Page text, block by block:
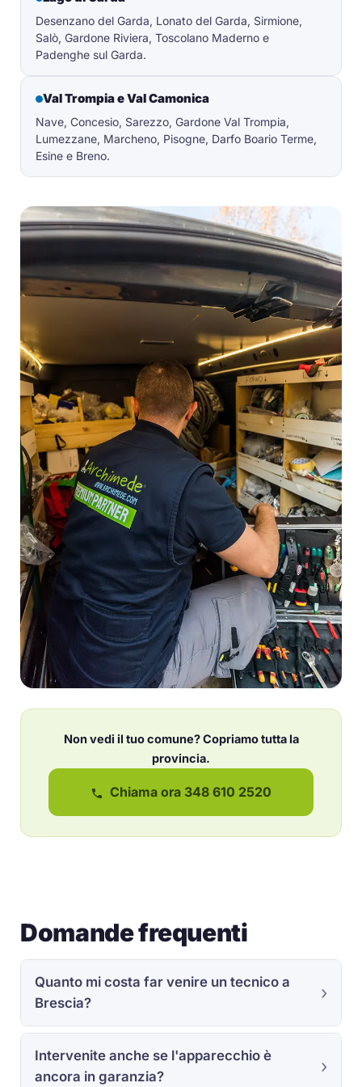
Desenzano del Garda, Lonato del Garda, Sirmione,
Salò, Gardone Riviera, Toscolano Maderno e
Padenghe sul Garda.
Val Trompia e Val Camonica
Nave, Concesio, Sarezzo, Gardone Val Trompia,
Lumezzane, Marcheno, Pisogne, Darfo Boario Terme,
Esine e Breno.
Non vedi il tuo comune? Copriamo tutta la
provincia.
Chiama ora 348 610 2520
Domande frequenti
Quanto mi costa far venire un tecnico a
Brescia?
Intervenite anche se l'apparecchio è
ancora in garanzia?